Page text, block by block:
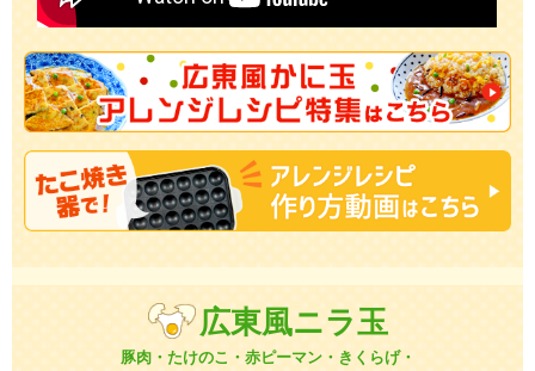
広東風ニラ玉
豚肉・たけのこ・赤ピーマン・きくらげ・